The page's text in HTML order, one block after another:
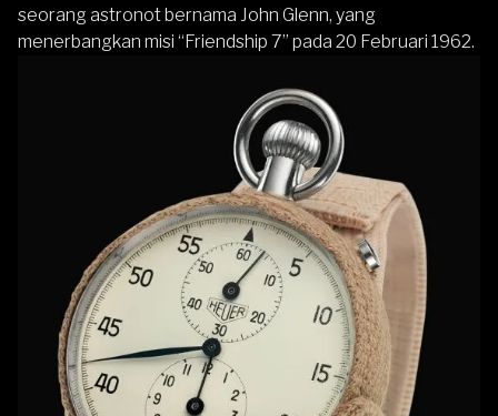
seorang astronot bernama John Glenn, yang
menerbangkan misi “Friendship 7” pada 20 Februari 1962.